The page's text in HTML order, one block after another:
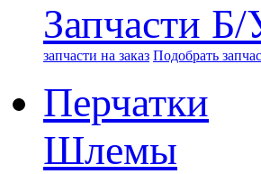
Запчасти
запчасти на заказ Подобрать
Перчатки
Шлемы